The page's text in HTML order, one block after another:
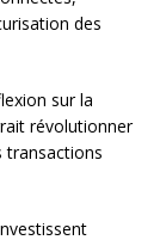
des
sur la
révolutionner
transactions